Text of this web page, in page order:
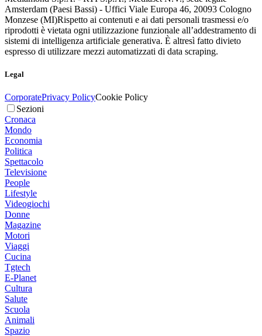
Amsterdam (Paesi Bassi) - Uffici Viale Europa 46, 20093 Cologno
Monzese (MI)Rispetto ai contenuti e ai dati personali trasmessi e/o
riprodotti è vietata ogni utilizzazione funzionale all’addestramento di
sistemi di intelligenza artificiale generativa. È altresì fatto divieto
espresso di utilizzare mezzi automatizzati di data scraping.
Legal
CorporatePrivacy PolicyCookie Policy
Sezioni
Cronaca
Mondo
Economia
Politica
Spettacolo
Televisione
People
Lifestyle
Videogiochi
Donne
Magazine
Motori
Viaggi
Cucina
Tgtech
E-Planet
Cultura
Salute
Scuola
Animali
Spazio